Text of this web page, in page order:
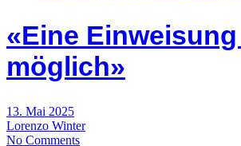
«Eine
möglich»
13. Mai 2025
Lorenzo Winter
No Comments